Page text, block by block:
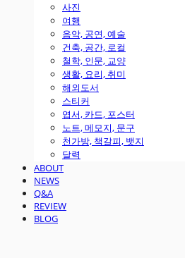
사진
여행
음악, 공연, 예술
건축, 공간, 로컬
철학, 인문, 교양
생활, 요리, 취미
해외도서
스티커
엽서, 카드, 포스터
노트, 메모지, 문구
천가방, 책갈피, 뱃지
달력
ABOUT
NEWS
Q&A
REVIEW
BLOG